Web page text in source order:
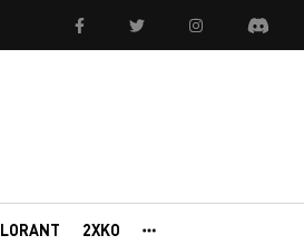
FacebookTwitter InstagramDiscord
2XKO